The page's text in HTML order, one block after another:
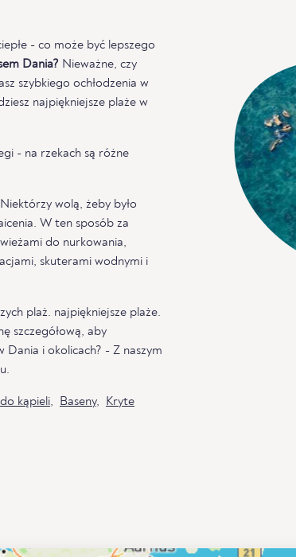
- co może być lepszego
Dania? Nieważne, czy
szybkiego ochłodzenia w
najpiękniejsze plaże w
- na rzekach są różne
wolą, żeby było
W ten sposób za
do nurkowania,
skuterami wodnymi i
plaż. najpiękniejsze plaże.
szczegółową, aby
Dania i okolicach? - Z naszym
kąpieli, Baseny,
Kryte